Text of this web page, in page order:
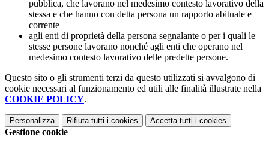
pubblica, che lavorano nel medesimo contesto lavorativo della
stessa e che hanno con detta persona un rapporto abituale e
corrente
agli enti di proprietà della persona segnalante o per i quali le
stesse persone lavorano nonché agli enti che operano nel
medesimo contesto lavorativo delle predette persone.
Questo sito o gli strumenti terzi da questo utilizzati si avvalgono di
cookie necessari al funzionamento ed utili alle finalità illustrate nella
COOKIE POLICY.
Personalizza Rifiuta tutti i cookies Accetta tutti i cookies
Gestione cookie